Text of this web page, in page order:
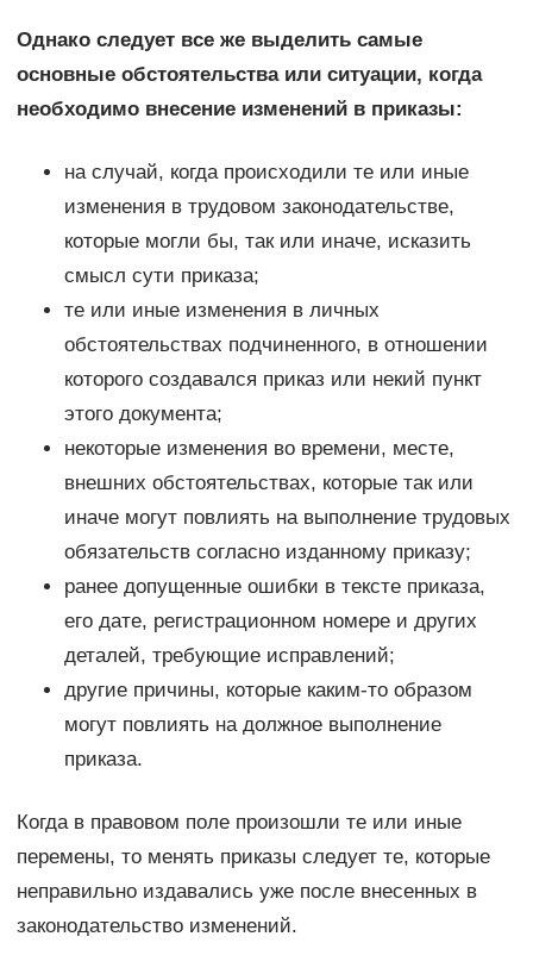
Однако следует все же выделить самые
основные обстоятельства или ситуации, когда
необходимо внесение изменений в приказы:
на случай, когда происходили те или иные
изменения в трудовом законодательстве,
которые могли бы, так или иначе, исказить
смысл сути приказа;
те или иные изменения в личных
обстоятельствах подчиненного, в отношении
которого создавался приказ или некий пункт
этого документа;
некоторые изменения во времени, месте,
внешних обстоятельствах, которые так или
иначе могут повлиять на выполнение трудовых
обязательств согласно изданному приказу;
ранее допущенные ошибки в тексте приказа,
его дате, регистрационном номере и других
деталей, требующие исправлений;
другие причины, которые каким-то образом
могут повлиять на должное выполнение
приказа.
Когда в правовом поле произошли те или иные
перемены, то менять приказы следует те, которые
неправильно издавались уже после внесенных в
законодательство изменений.